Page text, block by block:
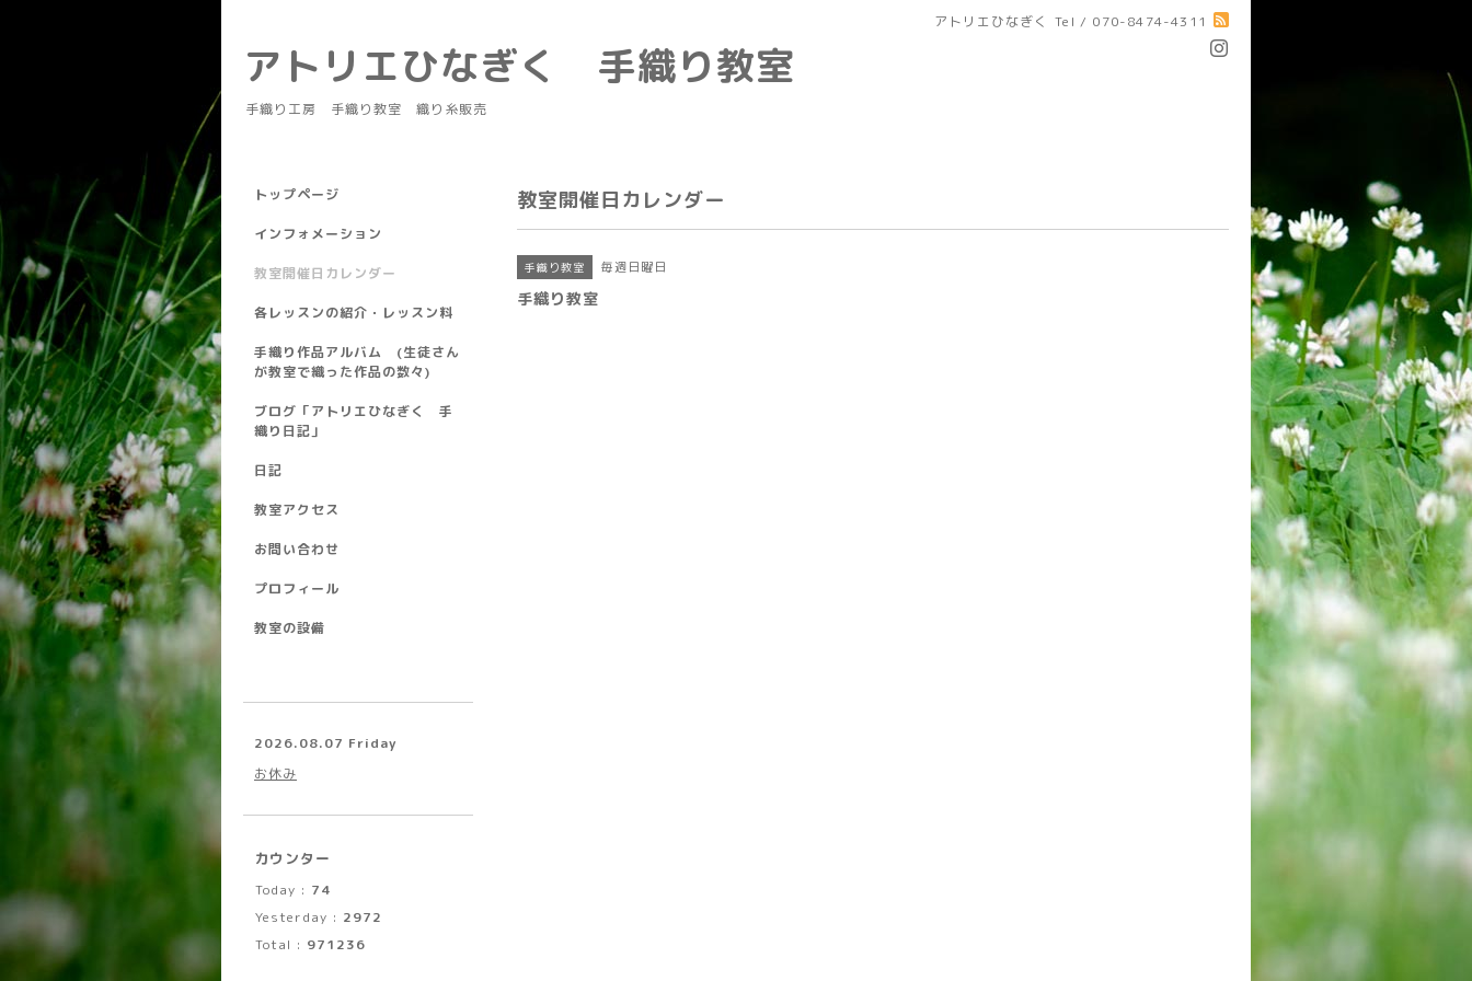
アトリエひなぎく Tel / 070-8474-4311
アトリエひなぎく 手織り教室
手織り工房 手織り教室 織り糸販売
教室開催日カレンダー
手織り教室 毎週日曜日
手織り教室
トップページ
インフォメーション
教室開催日カレンダー
各レッスンの紹介・レッスン料
手織り作品アルバム (生徒さん
が教室で織った作品の数々)
ブログ「アトリエひなぎく 手
織り日記」
日記
教室アクセス
お問い合わせ
プロフィール
教室の設備
2026.08.07 Friday
お休み
カウンター
Today : 74
Yesterday : 2972
Total : 971236